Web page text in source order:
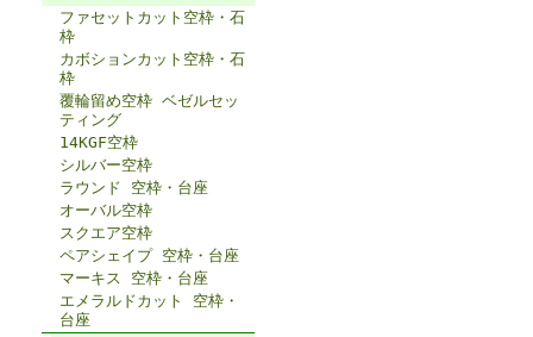
ファセットカット空枠・石
枠
カボションカット空枠・石
枠
覆輪留め空枠 ベゼルセッ
ティング
14KGF空枠
シルバー空枠
ラウンド 空枠・台座
オーバル空枠
スクエア空枠
ペアシェイプ 空枠・台座
マーキス 空枠・台座
エメラルドカット 空枠・
台座